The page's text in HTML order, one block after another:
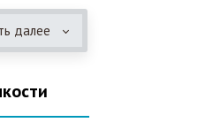
очистка канализационных
пластиковых и
далее